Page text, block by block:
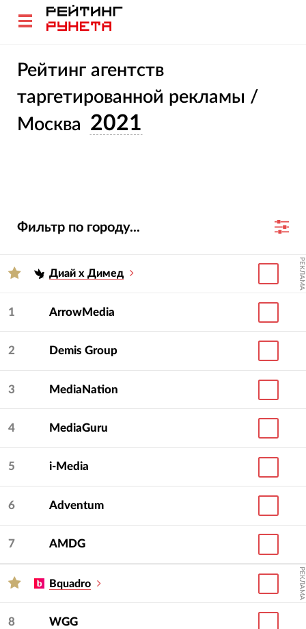
Рейтинг агентств
таргетированной рекламы /
Москва 2021
Фильтр по городу...
Диай х Димед РЕКЛАМА
1 ArrowMedia
2 Demis Group
3 MediaNation
4 MediaGuru
5 i-Media
6 Adventum
7 AMDG
Bquadro РЕКЛАМА
8 WGG